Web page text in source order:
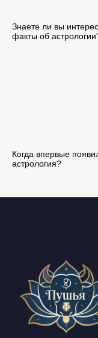
Знаете ли вы
факты об
Когда впервые
астрология?